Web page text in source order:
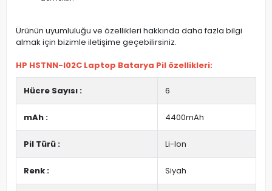
Ürünün uyumluluğu ve özellikleri hakkında daha fazla bilgi
almak için bizimle iletişime geçebilirsiniz.
HP HSTNN-I02C Laptop Batarya Pil özellikleri:
Hücre Sayısı : 6
mAh : 4400mAh
Pil Türü : Li-Ion
Renk : Siyah